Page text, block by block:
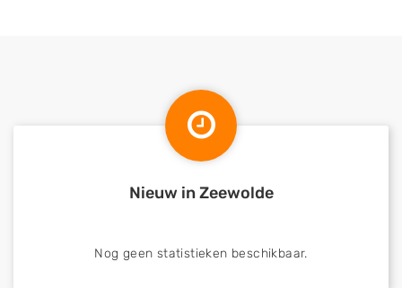
Nieuw in Zeewolde
Nog geen statistieken beschikbaar.